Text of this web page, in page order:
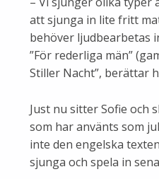
att sjunga in lite fritt
behöver ljudbearbetas
”För rederliga män”
Stiller Nacht”, berättar
Just nu sitter Sofie och
som har använts som
inte den engelska
sjunga och spela in